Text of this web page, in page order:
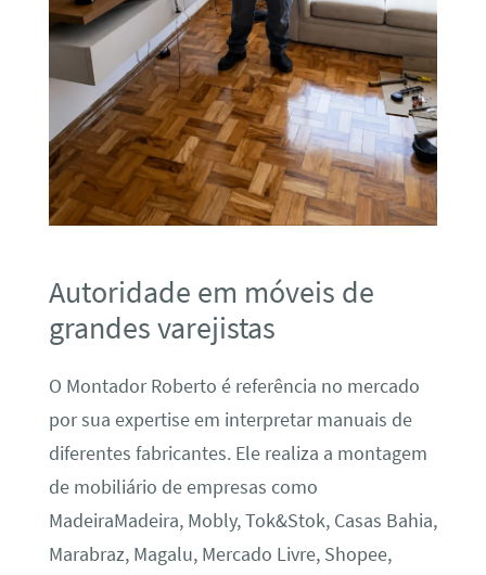
Autoridade em móveis de
grandes varejistas
O Montador Roberto é referência no mercado
por sua expertise em interpretar manuais de
diferentes fabricantes. Ele realiza a montagem
de mobiliário de empresas como
MadeiraMadeira, Mobly, Tok&Stok, Casas Bahia,
Marabraz, Magalu, Mercado Livre, Shopee,